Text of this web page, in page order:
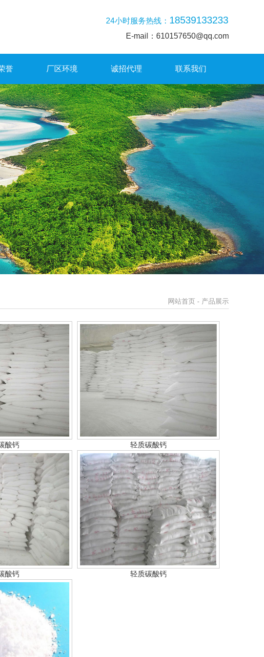
24小时服务热线： 18539133233
E-mail：610157650@qq.com
誉 厂区环境 诚招代理 联系我们
网站首页 - 产品展示
酸钙 轻质碳酸钙
酸钙 轻质碳酸钙